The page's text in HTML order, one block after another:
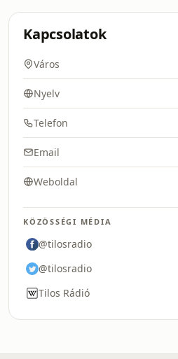
Kapcsolatok
Város
Nyelv
Telefon
Email
Weboldal
KÖZÖSSÉGI MÉDIA
@tilosradio
@tilosradio
Tilos Rádió